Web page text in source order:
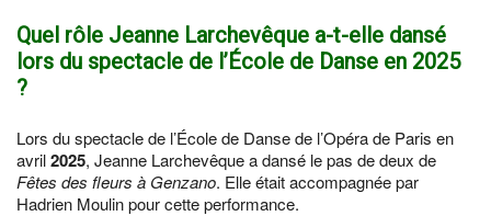
Quel rôle Jeanne Larchevêque a-t-elle dansé
lors du spectacle de l’École de Danse en 2025
?
Lors du spectacle de l’École de Danse de l’Opéra de Paris en
avril2025, Jeanne Larchevêque a dansé le pas de deux de
Fêtes des fleurs à Genzano. Elle était accompagnée par
Hadrien Moulin pour cette performance.